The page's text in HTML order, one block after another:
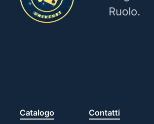
Ruolo.
Catalogo Contatti